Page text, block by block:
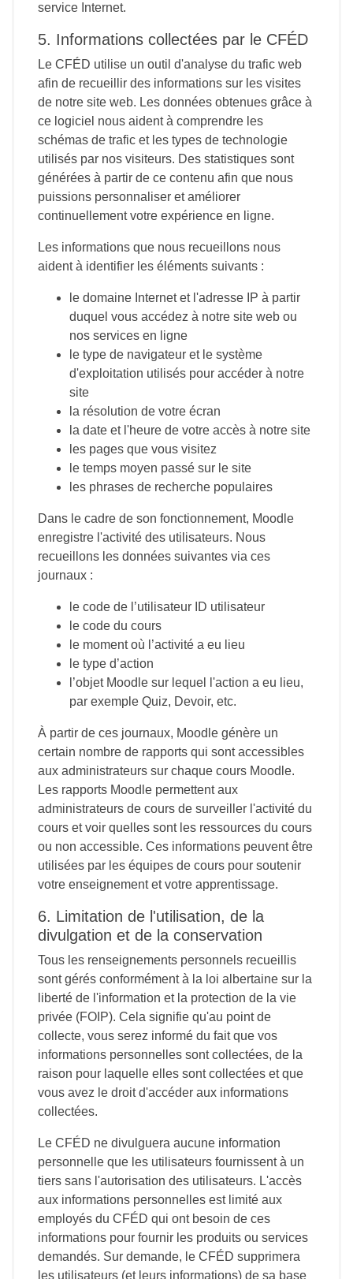
service Internet.
5. Informations collectées par le CFÉD
Le CFÉD utilise un outil d'analyse du trafic web
afin de recueillir des informations sur les visites
de notre site web. Les données obtenues grâce à
ce logiciel nous aident à comprendre les
schémas de trafic et les types de technologie
utilisés par nos visiteurs. Des statistiques sont
générées à partir de ce contenu afin que nous
puissions personnaliser et améliorer
continuellement votre expérience en ligne.
Les informations que nous recueillons nous
aident à identifier les éléments suivants :
le domaine Internet et l'adresse IP à partir
duquel vous accédez à notre site web ou
nos services en ligne
le type de navigateur et le système
d'exploitation utilisés pour accéder à notre
site
la résolution de votre écran
la date et l'heure de votre accès à notre site
les pages que vous visitez
le temps moyen passé sur le site
les phrases de recherche populaires
Dans le cadre de son fonctionnement, Moodle
enregistre l'activité des utilisateurs. Nous
recueillons les données suivantes via ces
journaux :
le code de l’utilisateur ID utilisateur
le code du cours
le moment où l’activité a eu lieu
le type d’action
l’objet Moodle sur lequel l'action a eu lieu,
par exemple Quiz, Devoir, etc.
À partir de ces journaux, Moodle génère un
certain nombre de rapports qui sont accessibles
aux administrateurs sur chaque cours Moodle.
Les rapports Moodle permettent aux
administrateurs de cours de surveiller l'activité du
cours et voir quelles sont les ressources du cours
ou non accessible. Ces informations peuvent être
utilisées par les équipes de cours pour soutenir
votre enseignement et votre apprentissage.
6. Limitation de l'utilisation, de la
divulgation et de la conservation
Tous les renseignements personnels recueillis
sont gérés conformément à la loi albertaine sur la
liberté de l'information et la protection de la vie
privée (FOIP). Cela signifie qu'au point de
collecte, vous serez informé du fait que vos
informations personnelles sont collectées, de la
raison pour laquelle elles sont collectées et que
vous avez le droit d'accéder aux informations
collectées.
Le CFÉD ne divulguera aucune information
personnelle que les utilisateurs fournissent à un
tiers sans l'autorisation des utilisateurs. L'accès
aux informations personnelles est limité aux
employés du CFÉD qui ont besoin de ces
informations pour fournir les produits ou services
demandés. Sur demande, le CFÉD supprimera
les utilisateurs (et leurs informations) de sa base